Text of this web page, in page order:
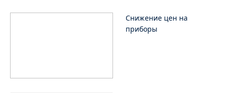
Снижение цен на
приборы